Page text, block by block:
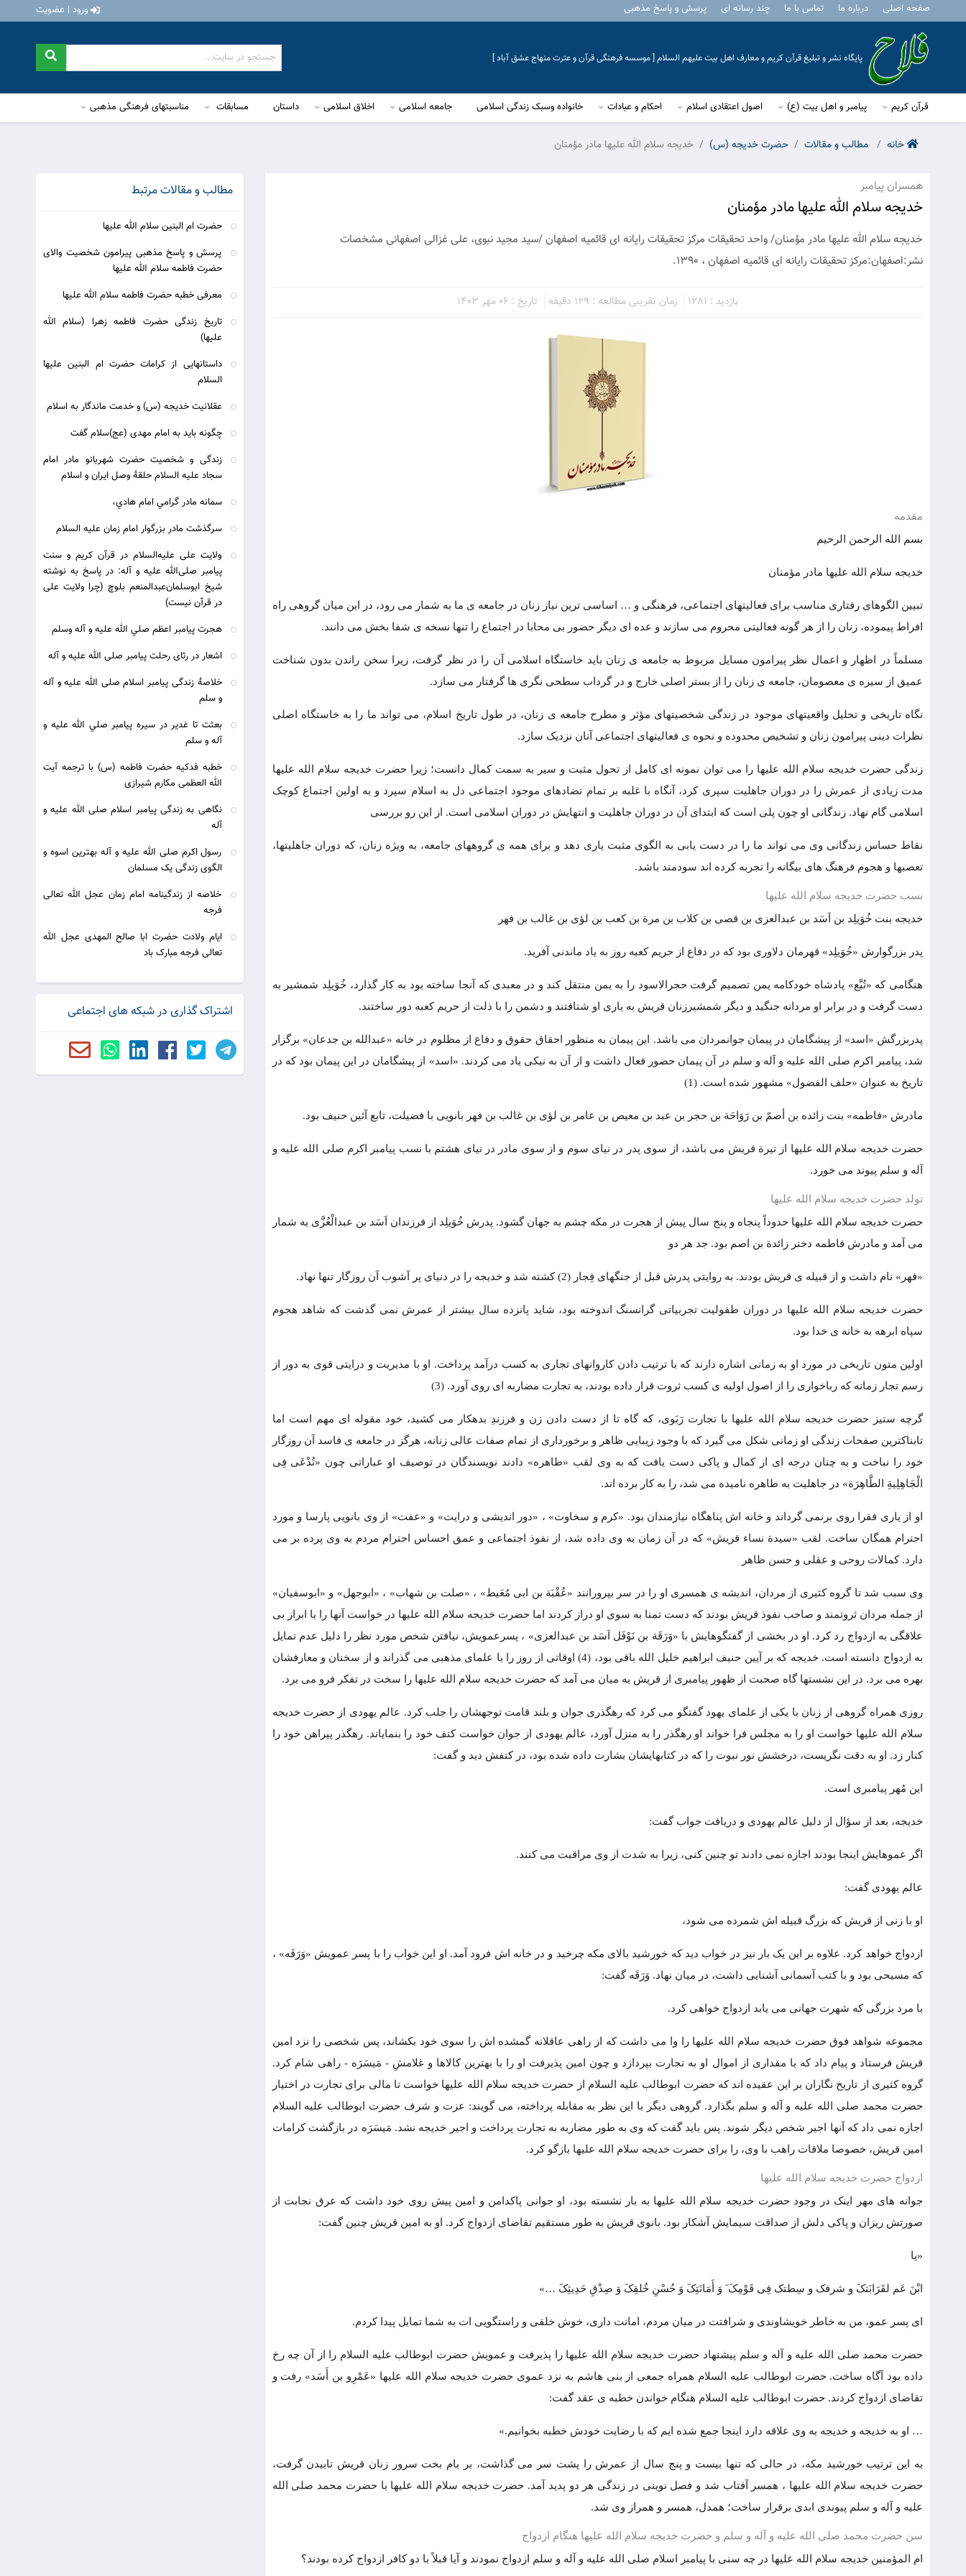
صفحه اصلی درباره ما تماس با ما چند رسانه ای پرسش و پاسخ مذهبی ورود | عضویت
پایگاه نشر و تبلیغ قرآن کریم و معارف اهل بیت علیهم السلام [ موسسه فرهنگی قرآن و عترت منهاج عشق آباد ]
قرآن کریم پیامبر و اهل بیت (ع) اصول اعتقادی اسلام احکام و عبادات خانواده وسبک زندگی اسلامی جامعه اسلامی اخلاق اسلامی داستان مسابقات مناسبتهای فرهنگی مذهبی
خانه مطالب و مقالات حضرت خدیجه (س) خدیجه سلام الله علیها مادر مؤمنان
همسران پیامبر
خدیجه سلام الله علیها مادر مؤمنان
خدیجه سلام الله علیها مادر مؤمنان/ واحد تحقیقات مرکز تحقیقات رایانه ای قائمیه اصفهان /سید مجید نبوی، علی غزالی اصفهانی مشخصات
نشر:اصفهان:مرکز تحقیقات رایانه ای قائمیه اصفهان ، 1390.
بازدید : 1281 زمان تقریبی مطالعه : 129 دقیقه تاریخ : 06 مهر 1403
مقدمه
بسم الله الرحمن الرحیم
خدیجه سلام الله علیها مادر مؤمنان
تبیین الگوهای رفتاری مناسب برای فعالیتهای اجتماعی، فرهنگی و … اساسی ترین نیاز زنان در جامعه ی ما به شمار می رود، در این میان گروهی راه
افراط پیموده، زنان را از هر گونه فعالیتی محروم می سازند و عده ای دیگر حضور بی محابا در اجتماع را تنها نسخه ی شفا بخش می دانند.
مسلماً در اظهار و اعمال نظر پیرامون مسایل مربوط به جامعه ی زنان باید خاستگاه اسلامی آن را در نظر گرفت، زیرا سخن راندن بدون شناخت
عمیق از سیره ی معصومان، جامعه ی زنان را از بستر اصلی خارج و در گرداب سطحی نگری ها گرفتار می سازد.
نگاه تاریخی و تحلیل واقعیتهای موجود در زندگی شخصیتهای مؤثر و مطرح جامعه ی زنان، در طول تاریخ اسلام، می تواند ما را به خاستگاه اصلی
نظرات دینی پیرامون زنان و تشخیص محدوده و نحوه ی فعالیتهای اجتماعی آنان نزدیک سازد.
زندگی حضرت خدیجه سلام الله علیها را می توان نمونه ای کامل از تحول مثبت و سیر به سمت کمال دانست؛ زیرا حضرت خدیجه سلام الله علیها
مدت زیادی از عمرش را در دوران جاهلیت سپری کرد، آنگاه با غلبه بر تمام تضادهای موجود اجتماعی دل به اسلام سپرد و به اولین اجتماع کوچک
اسلامی گام نهاد. زندگانی او چون پلی است که ابتدای آن در دوران جاهلیت و انتهایش در دوران اسلامی است. از این رو بررسی
نقاط حساس زندگانی وی می تواند ما را در دست یابی به الگوی مثبت یاری دهد و برای همه ی گروههای جامعه، به ویژه زنان، که دوران جاهلیتها،
تعصبها و هجوم فرهنگ های بیگانه را تجربه کرده اند سودمند باشد.
نسب حضرت خدیجه سلام الله علیها
خدیجه بنت خُوَیلِد بن اَسَد بن عبدالعزی بن قصی بن کلاب بن مرﺓ بن کعب بن لؤی بن غالب بن فهر
پدر بزرگوارش «خُوَیلِد» قهرمان دلاوری بود که در دفاع از حریم کعبه روز به یاد ماندنی آفرید.
هنگامی که «تُبَّع» پادشاه خودکامه یمن تصمیم گرفت حجرالاسود را به یمن منتقل کند و در معبدی که آنجا ساخته بود به کار گذارد، خُوَیلِد شمشیر به
دست گرفت و در برابر او مردانه جنگید و دیگر شمشیرزنان قریش به یاری او شتافتند و دشمن را با ذلت از حریم کعبه دور ساختند.
پدربزرگش «اسد» از پیشگامان در پیمان جوانمردان می باشد. این پیمان به منظور احقاق حقوق و دفاع از مظلوم در خانه «عبدالله بن جدعان» برگزار
شد، پیامبر اکرم صلی الله علیه و آله و سلم در آن پیمان حضور فعال داشت و از آن به نیکی یاد می کردند. «اسد» از پیشگامان در این پیمان بود که در
تاریخ به عنوان «حلف الفضول» مشهور شده است. (1)
مادرش «فاطمه» بنت زائده بن ﺃصمّ بن رَوَاحَة بن حجر بن عبد بن معیص بن عامر بن لؤی بن غالب بن فهر بانویی با فضیلت، تابع آئین حنیف بود.
حضرت خدیجه سلام الله علیها از تیرة قریش می باشد، از سوی پدر در نیای سوم و از سوی مادر در نیای هشتم با نسب پیامبر اکرم صلی الله علیه و
آله و سلم پیوند می خورد.
تولد حضرت خدیجه سلام الله علیها
حضرت خدیجه سلام الله علیها حدوداً پنجاه و پنج سال پیش از هجرت در مکه چشم به جهان گشود. پدرش خُوَیلِد از فرزندان اَسَد بن عبدالْعُزَّی به شمار
می آمد و مادرش فاطمه دختر زائدة بن اصم بود. جد هر دو
«فهر» نام داشت و از قبیله ی قریش بودند. به روایتی پدرش قبل از جنگهای فِجار (2) کشته شد و خدیجه را در دنیای پر آشوب آن روزگار تنها نهاد.
حضرت خدیجه سلام الله علیها در دوران طفولیت تجربیاتی گرانسنگ اندوخته بود، شاید پانزده سال بیشتر از عمرش نمی گذشت که شاهد هجوم
سپاه ابرهه به خانه ی خدا بود.
اولین متون تاریخی در مورد او به زمانی اشاره دارند که با ترتیب دادن کاروانهای تجاری به کسب درآمد پرداخت. او با مدیریت و درایتی قوی به دور از
رسم تجار زمانه که رباخواری را از اصول اولیه ی کسب ثروت قرار داده بودند، به تجارت مضاربه ای روی آورد. (3)
گرچه ستیز حضرت خدیجه سلام الله علیها با تجارت رَبَوی، که گاه تا از دست دادن زن و فرزندِ بدهکار می کشید، خود مقوله ای مهم است اما
تابناکترین صفحات زندگی او زمانی شکل می گیرد که با وجود زیبایی ظاهر و برخورداری از تمام صفات عالی زنانه، هرگز در جامعه ی فاسد آن روزگار
خود را نباخت و به چنان درجه ای از کمال و پاکی دست یافت که به وی لقب «طاهره» دادند نویسندگان در توصیف او عباراتی چون «تُدْعَی فِی
الْجَاهِلِیةِ الطَّاهِرَة» در جاهلیت به طاهره نامیده می شد، را به کار برده اند.
او از یاری فقرا روی برنمی گرداند و خانه اش پناهگاه نیازمندان بود. «کرم و سخاوت» ، «دور اندیشی و درایت» و «عفت» از وی بانویی پارسا و مورد
احترام همگان ساخت. لقب «سیدة نساء قریش» که در آن زمان به وی داده شد، از نفوذ اجتماعی و عمق احساس احترام مردم به وی پرده بر می
دارد. کمالات روحی و عقلی و حسن ظاهر
وی سبب شد تا گروه کثیری از مردان، اندیشه ی همسری او را در سر بپرورانند «عُقْبَة بن ابی مُعَیط» ، «صلت بن شهاب» ، «ابوجهل» و «ابوسفیان»
از جمله مردان ثروتمند و صاحب نفوذ قریش بودند که دست تمنا به سوی او دراز کردند اما حضرت خدیجه سلام الله علیها در خواست آنها را با ابراز بی
علاقگی به ازدواج رد کرد. او در بخشی از گفتگوهایش با «وَرَقَة بن نَوْفَل اَسَد بن عبدالعزی» ، پسرعمویش، نیافتن شخص مورد نظر را دلیل عدم تمایل
به ازدواج دانسته است. خدیجه که بر آیین حنیف ابراهیم خلیل الله باقی بود، (4) اوقاتی از روز را با علمای مذهبی می گذراند و از سخنان و معارفشان
بهره می برد. در این نشستها گاه صحبت از ظهور پیامبری از قریش به میان می آمد که حضرت خدیجه سلام الله علیها را سخت در تفکر فرو می برد.
روزی همراه گروهی از زنان با یکی از علمای یهود گفتگو می کرد که رهگذری جوان و بلند قامت توجهشان را جلب کرد. عالم یهودی از حضرت خدیجه
سلام الله علیها خواست او را به مجلس فرا خواند او رهگذر را به منزل آورد، عالم یهودی از جوان خواست کتف خود را بنمایاند. رهگذر پیراهن خود را
کنار زد. او به دقت نگریست، درخشش نور نبوت را که در کتابهایشان بشارت داده شده بود، در کتفش دید و گفت:
این مُهر پیامبری است.
خدیجه، بعد از سؤال از دلیل عالم یهودی و دریافت جواب گفت:
اگر عموهایش اینجا بودند اجازه نمی دادند تو چنین کنی، زیرا به شدت از وی مراقبت می کنند.
عالم یهودی گفت:
او با زنی از قریش که بزرگ قبیله اش شمرده می شود،
ازدواج خواهد کرد. علاوه بر این یک بار نیز در خواب دید که خورشید بالای مکه چرخید و در خانه اش فرود آمد. او این خواب را با پسر عمویش «وَرَقَه» ،
که مسیحی بود و با کتب آسمانی آشنایی داشت، در میان نهاد. وَرَقَه گفت:
با مرد بزرگی که شهرت جهانی می یابد ازدواج خواهی کرد.
مجموعه شواهد فوق حضرت خدیجه سلام الله علیها را وا می داشت که از راهی عاقلانه گمشده اش را سوی خود بکشاند، پس شخصی را نزد امین
قریش فرستاد و پیام داد که با مقداری از اموال او به تجارت بپردازد و چون امین پذیرفت او را با بهترین کالاها و غلامشِ - مَیسَرَه - راهی شام کرد.
گروه کثیری از تاریخ نگاران بر این عقیده اند که حضرت ابوطالب علیه السلام از حضرت خدیجه سلام الله علیها خواست تا مالی برای تجارت در اختیار
حضرت محمد صلی الله علیه و آله و سلم بگذارد. گروهی دیگر با این نظر به مقابله پرداخته، می گویند: عزت و شرف حضرت ابوطالب علیه السلام
اجازه نمی داد که آنها اجیر شخص دیگر شوند. پس باید گفت که وی به طور مضاربه به تجارت پرداخت و اجیر خدیجه نشد. مَیسَرَه در بازگشت کرامات
امین قریش، خصوصا ملاقات راهب با وی، را برای حضرت خدیجه سلام الله علیها بازگو کرد.
ازدواج حضرت خدیجه سلام الله علیها
جوانه های مهر اینک در وجود حضرت خدیجه سلام الله علیها به بار نشسته بود، او جوانی پاکدامن و امین پیش روی خود داشت که عرق نجابت از
صورتش ریزان و پاکی دلش از صداقت سیمایش آشکار بود. بانوی قریش به طور مستقیم تقاضای ازدواج کرد. او به امین قریش چنین گفت:
«یا
ابْنَ عَم لقَرَابَتکَ و شرفک و سِطتک فِی قَوْمِکَ َ وَ أَمَانَتِکَ وَ حُسْنِ خُلقِکَ وَ صِدْقِ حَدِیثِکَ …»
ای پسر عمو، من به خاطر خویشاوندی و شرافتت در میان مردم، امانت داری، خوش خلقی و راستگویی ات به شما تمایل پیدا کردم.
حضرت محمد صلی الله علیه و آله و سلم پیشنهاد حضرت خدیجه سلام الله علیها را پذیرفت و عمویش حضرت ابوطالب علیه السلام را از آن چه رخ
داده بود آگاه ساخت. حضرت ابوطالب علیه السلام همراه جمعی از بنی هاشم به نزد عموی حضرت خدیجه سلام الله علیها «عَمْرِو بن أَسَد» رفت و
تقاضای ازدواج کردند. حضرت ابوطالب علیه السلام هنگام خواندن خطبه ی عقد گفت:
… او به خدیجه و خدیجه به وی علاقه دارد اینجا جمع شده ایم که با رضایت خودش خطبه بخوانیم.»
به این ترتیب خورشید مکه، در حالی که تنها بیست و پنج سال از عمرش را پشت سر می گذاشت، بر بام بخت سرور زنان قریش تابیدن گرفت،
حضرت خدیجه سلام الله علیها ، همسر آفتاب شد و فصل نوینی در زندگی هر دو پدید آمد. حضرت خدیجه سلام الله علیها با حضرت محمد صلی الله
علیه و آله و سلم پیوندی ابدی برقرار ساخت؛ همدل، همسر و همراز وی شد.
سن حضرت محمد صلی الله علیه و آله و سلم و حضرت خدیجه سلام الله علیها هنگام ازدواج
ام المؤمنین خدیجه سلام الله علیها در چه سنی با پیامبر اسلام صلی الله علیه و آله و سلم ازدواج نمودند و آیا قبلاً با دو کافر ازدواج کرده بودند؟
مطالب و مقالات مرتبط
حضرت ام البنین سلام الله علیها
پرسش و پاسخ مذهبی پیرامون شخصیت والای
حضرت فاطمه سلام الله علیها
معرفی خطبه حضرت فاطمه سلام الله علیها
تاریخ زندگی حضرت فاطمه زهرا (سلام الله
علیها)
داستانهایی از کرامات حضرت ام البنین علیها
السلام
عقلانیت خدیجه (س) و خدمت ماندگار به اسلام
چگونه باید به امام مهدی (عج)سلام گفت
زندگی و شخصیت حضرت شهربانو مادر امام
سجاد علیه السلام حلقۀ وصل ایران و اسلام
سمانه مادر گرامي امام هادي،
سرگذشت مادر بزرگوار امام زمان علیه السلام
ولایت علی علیه‌السلام در قرآن کریم و سنت
پیامبر صلی‌الله علیه و آله: در پاسخ به نوشته
شیخ ابوسلمان‌عبدالمنعم بلوچ (چرا ولایت علی
در قرآن نیست)
هجرت پيامبر اعظم صلي الله عليه و آله وسلم
اشعار در رثای رحلت پیامبر صلی الله علیه و آله
خلاصۀ زندگی پیامبر اسلام صلی الله علیه و آله
و سلم
بعثت تا غدير در سيره پيامبر صلي الله عليه و
آله و سلم
خطبه فدکیه حضرت فاطمه (س) با ترجمه آیت
الله العظمی مکارم شیرازی
نگاهی به زندگی پیامبر اسلام صلی الله علیه و
آله
رسول اکرم صلی الله علیه و آله بهترین اسوه و
الگوی زندگی یک مسلمان
خلاصه از زندگینامه امام زمان عجل الله تعالی
فرجه
ایام ولادت حضرت ابا صالح المهدی عجل الله
تعالی فرجه مبارک باد
اشتراک گذاری در شبکه های اجتماعی